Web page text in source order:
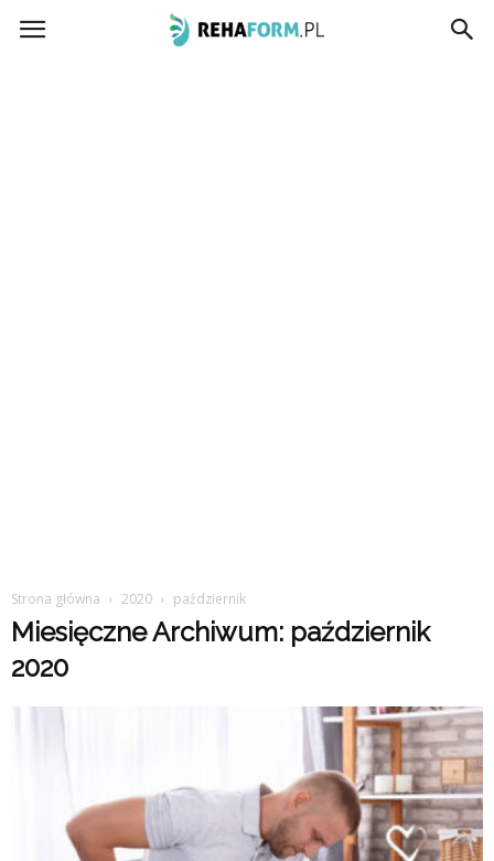
www.rehaform.pl
Strona główna 2020 październik
Miesięczne Archiwum: październik
2020